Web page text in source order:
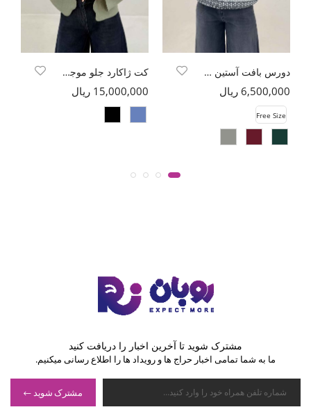
دورس بافت آستین سه رب وینتچی
6,500,000 ریال
Free Size
کت ژاکارد جلو موجی جیب فیلتو طرح بتجقه
15,000,000 ریال
مشترک شوید تا آخرین اخبار را دریافت کنید
ما به شما تمامی اخبار حراج ها و رویداد ها را اطلاع رسانی میکنیم.
مشترک شوید